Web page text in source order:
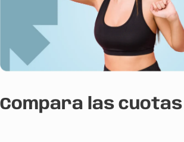
Compara las cuotas